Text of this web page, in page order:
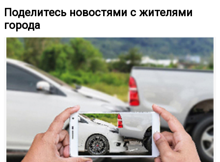
Поделитесь новостями с жителями
города